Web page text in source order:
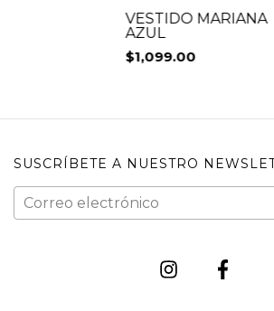
VESTIDO MARIANA
AZUL
$1,099.00
SUSCRÍBETE A NUESTRO